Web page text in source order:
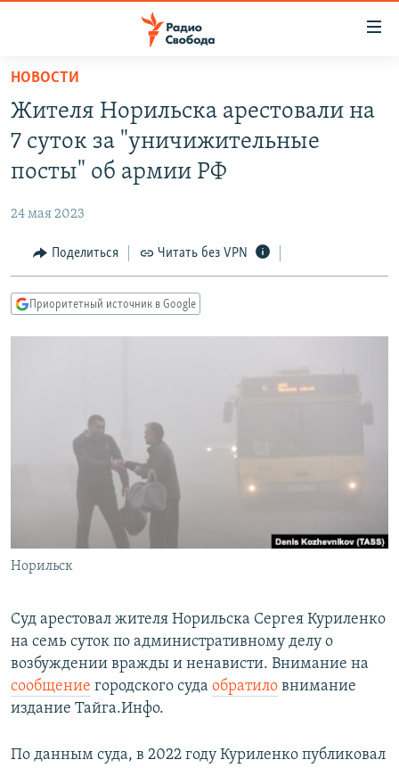
упрощенного
доступа
Вернуться
основному
Вернутся
Вернутся
АВТОРСКИЕ ПРОЕКТЫ
МНЕНИЯ
КУЛЬТУРА
КАВКАЗ.РЕАЛИИ
РАСПИСАНИЕ ВЕЩАНИЯ
ПОДПИШИТЕСЬ НА РАССЫЛКУ
СОЦИАЛЬНЫЕ СЕТИ
Все сайты РСЕ/РС
НОВОСТИ
Жителя Норильска арестовали на
7 суток за "уничижительные
посты" об армии РФ
24 мая 2023
Поделиться Читать без VPN
Приоритетный источник в Google
Норильск
Суд арестовал жителя Норильска Сергея Куриленко
на семь суток по административному делу о
возбуждении вражды и ненависти. Внимание на
сообщение городского суда обратило внимание
издание Тайга.Инфо.
По данным суда, в 2022 году Куриленко публиковал